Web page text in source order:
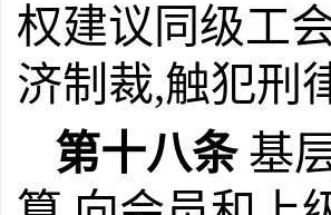
权建议同级工
济制裁,触犯刑
第十八条基